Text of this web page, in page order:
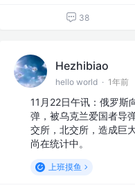
38
Hezhibiao
hello world · 1年前
11月22日午讯：俄罗斯
弹，被乌克兰爱国者导
交所，北交所，造成巨
尚在统计中。
上班摸鱼